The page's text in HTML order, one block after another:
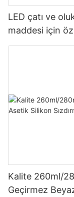
LED çatı ve
maddesi için
şeffaflık dolgu
Kalite 260ml/
Geçirmez